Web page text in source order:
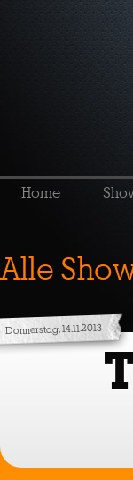
Home
Alle
Donnerstag, 14.11.2013